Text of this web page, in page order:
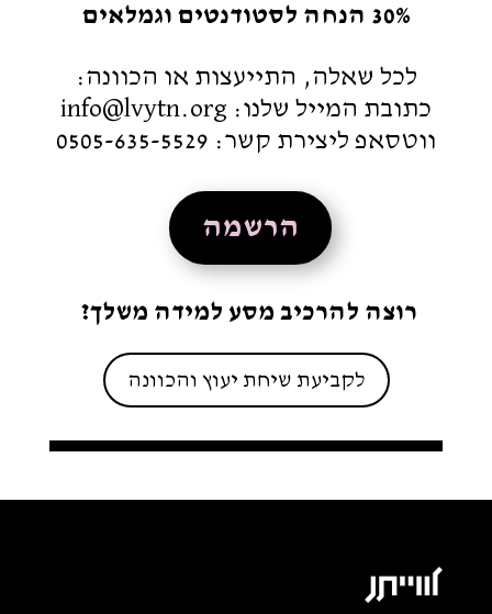
30% הנחה לסטודנטים וגמלאים
לכל שאלה, התייעצות או הכוונה:
כתובת המייל שלנו: info@lvytn.org
ווטסאפ ליצירת קשר: 0505-635-5529
הרשמה
רוצה להרכיב מסע למידה משלך?
לקביעת שיחת יעוץ והכוונה